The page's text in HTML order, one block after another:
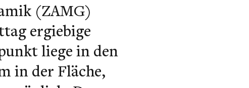
(ZAMG)
ergiebige
liege in den
in der Fläche,